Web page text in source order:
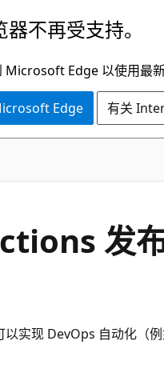
器不再受支持。
Microsoft Edge 以使用最
Edge 有关
发
以实现 DevOps 自动化（